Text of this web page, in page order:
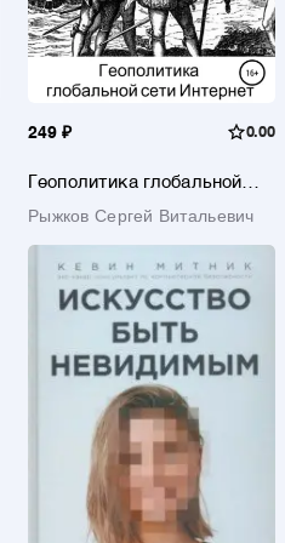
249 ₽ 0.00
Геополитика глобальной
Рыжков Сергей Витальевич